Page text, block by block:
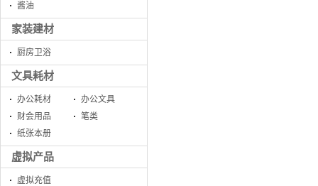
酱油
家装建材
厨房卫浴
文具耗材
办公耗材
办公文具
财会用品
笔类
纸张本册
虚拟产品
虚拟充值